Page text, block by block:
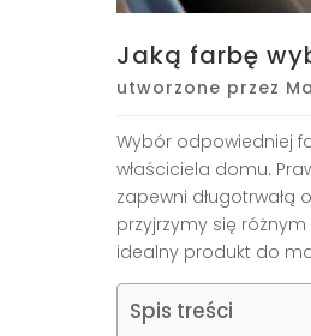
Jaką farbę
utworzone przez
Wybór odpowiedniej
właściciela domu.
zapewni
przyjrzymy się
idealny produkt do
Spis treści